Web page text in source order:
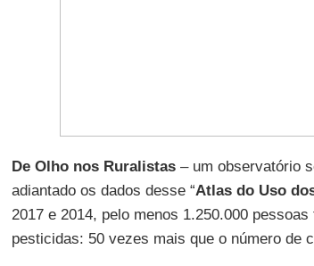
De Olho nos Ruralistas– um observatório
adiantado os dados desse “Atlas do Uso
2017 e 2014, pelo menos 1.250.000
pesticidas: 50 vezes mais que o número de